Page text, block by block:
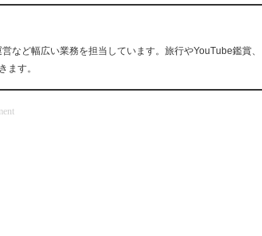
など幅広い業務を担当しています。旅行やYouTube鑑賞、
ます。